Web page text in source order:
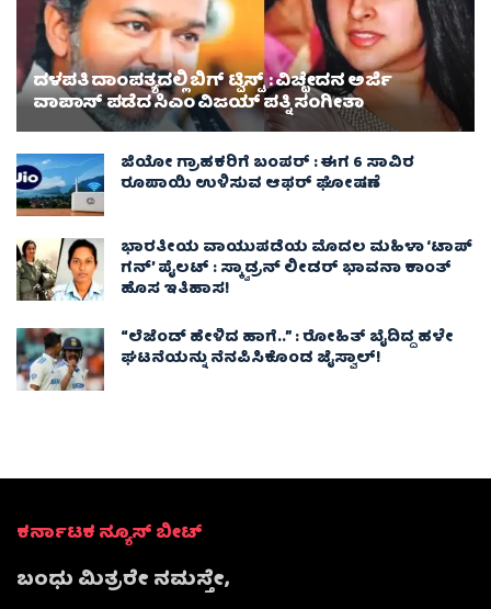
ದಳಪತಿ ದಾಂಪತ್ಯದಲ್ಲಿ ಬಿಗ್ ಟ್ವಿಸ್ಟ್ : ವಿಚ್ಛೇದನ ಅರ್ಜಿ
ವಾಪಾಸ್‌ ಪಡೆದ ಸಿಎಂ ವಿಜಯ್ ಪತ್ನಿ ಸಂಗೀತಾ‌
ಜಿಯೋ ಗ್ರಾಹಕರಿಗೆ ಬಂಪರ್ : ಈಗ 6 ಸಾವಿರ
ರೂಪಾಯಿ ಉಳಿಸುವ ಆಫರ್ ಘೋಷಣೆ
ಭಾರತೀಯ ವಾಯುಪಡೆಯ ಮೊದಲ ಮಹಿಳಾ ‘ಟಾಪ್
ಗನ್’ ಪೈಲಟ್ : ಸ್ಕ್ವಾಡ್ರನ್ ಲೀಡರ್ ಭಾವನಾ ಕಾಂತ್
ಹೊಸ ಇತಿಹಾಸ!
“ಲೆಜೆಂಡ್ ಹೇಳಿದ ಹಾಗೆ..” : ರೋಹಿತ್ ಬೈದಿದ್ದ ಹಳೇ
ಘಟನೆಯನ್ನು ನೆನಪಿಸಿಕೊಂಡ ಜೈಸ್ವಾಲ್!
ಕರ್ನಾಟಕ ನ್ಯೂಸ್ ಬೀಟ್
ಬಂಧು ಮಿತ್ರರೇ ನಮಸ್ತೇ,